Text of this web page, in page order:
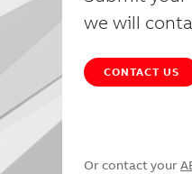
we will
CONTACT US
Or contact your